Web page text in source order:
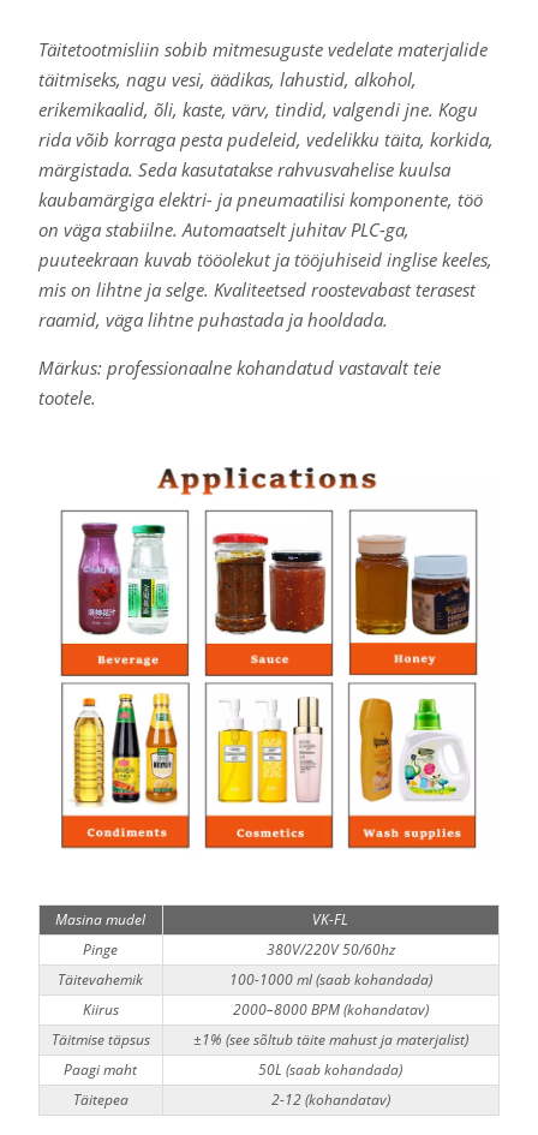
Täitetootmisliin sobib mitmesuguste vedelate materjalide
täitmiseks, nagu vesi, äädikas, lahustid, alkohol,
erikemikaalid, õli, kaste, värv, tindid, valgendi jne. Kogu
rida võib korraga pesta pudeleid, vedelikku täita, korkida,
märgistada. Seda kasutatakse rahvusvahelise kuulsa
kaubamärgiga elektri- ja pneumaatilisi komponente, töö
on väga stabiilne. Automaatselt juhitav PLC-ga,
puuteekraan kuvab tööolekut ja tööjuhiseid inglise keeles,
mis on lihtne ja selge. Kvaliteetsed roostevabast terasest
raamid, väga lihtne puhastada ja hooldada.
Märkus: professionaalne kohandatud vastavalt teie
tootele.
Masina mudel
VK-FL
Pinge
380V/220V 50/60hz
Täitevahemik
100-1000 ml (saab kohandada)
Kiirus
2000–8000 BPM (kohandatav)
Täitmise täpsus
±1% (see sõltub täite mahust ja materjalist)
Paagi maht
50L (saab kohandada)
Täitepea
2-12 (kohandatav)